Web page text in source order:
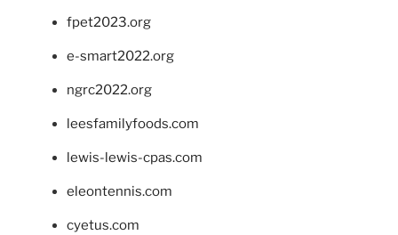
fpet2023.org
e-smart2022.org
ngrc2022.org
leesfamilyfoods.com
lewis-lewis-cpas.com
eleontennis.com
cyetus.com